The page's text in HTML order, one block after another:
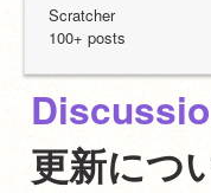
Scratcher
100+ posts
更新につ